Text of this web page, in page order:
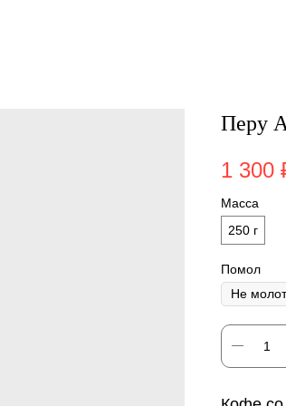
Перу
1 300
Масса
250 г
Помол